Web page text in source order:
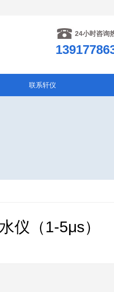
24小时咨询
联系轩仪
仪（1-5μs）